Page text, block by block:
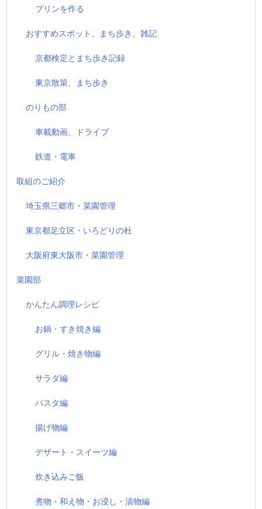
プリンを作る
おすすめスポット、まち歩き、雑記
京都検定とまち歩き記録
東京散策、まち歩き
のりもの部
車載動画、ドライブ
鉄道・電車
取組のご紹介
埼玉県三郷市・菜園管理
東京都足立区・いろどりの杜
大阪府東大阪市・菜園管理
菜園部
かんたん調理レシピ
お鍋・すき焼き編
グリル・焼き物編
サラダ編
パスタ編
揚げ物編
デザート・スイーツ編
炊き込みご飯
煮物・和え物・お浸し・漬物編